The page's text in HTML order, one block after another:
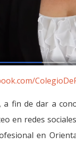
a fin de dar a
en redes
en